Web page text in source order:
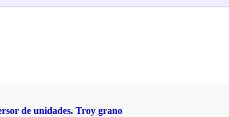
de unidades. Troy grano